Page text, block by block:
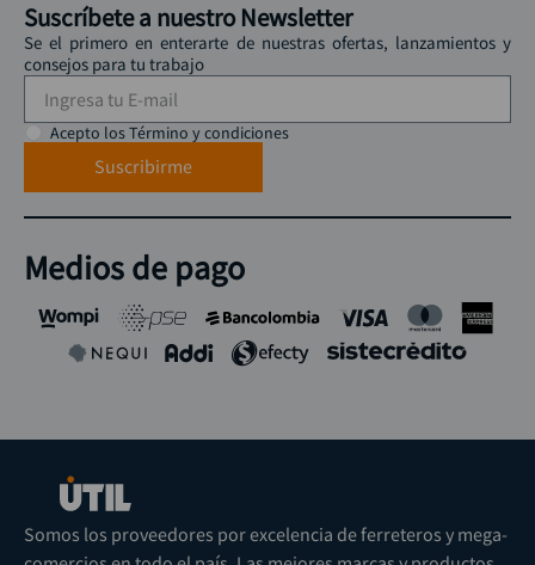
Suscríbete a nuestro Newsletter
Se el primero en enterarte de nuestras ofertas, lanzamientos y
consejos para tu trabajo
Acepto los Término y condiciones
Suscribirme
Medios de pago
Somos los proveedores por excelencia de ferreteros y mega-